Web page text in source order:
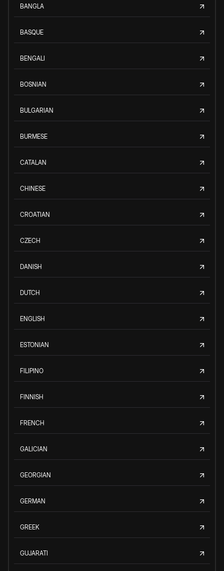
BANGLA
BASQUE
BENGALI
BOSNIAN
BULGARIAN
BURMESE
CATALAN
CHINESE
CROATIAN
CZECH
DANISH
DUTCH
ENGLISH
ESTONIAN
FILIPINO
FINNISH
FRENCH
GALICIAN
GEORGIAN
GERMAN
GREEK
GUJARATI